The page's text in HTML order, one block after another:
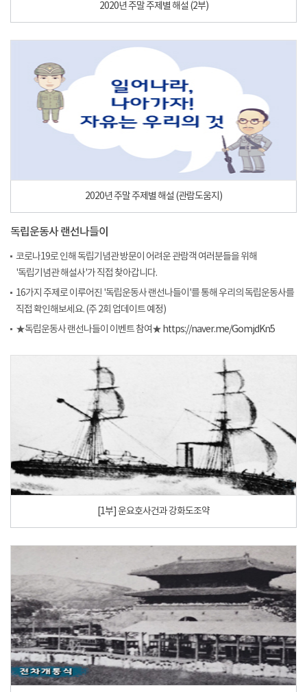
2020년 주말 주제별 해설 (2부)
2020년 주말 주제별 해설 (관람도움지)
독립운동사 랜선나들이
코로나19로 인해 독립기념관 방문이 어려운 관람객 여러분들을 위해
'독립기념관 해설사'가 직접 찾아갑니다.
16가지 주제로 이루어진 '독립운동사 랜선나들이'를 통해 우리의 독립운동사를
직접 확인해보세요. (주 2회 업데이트 예정)
★독립운동사 랜선나들이 이벤트 참여★ https://naver.me/GomjdKn5
[1부] 운요호사건과 강화도조약